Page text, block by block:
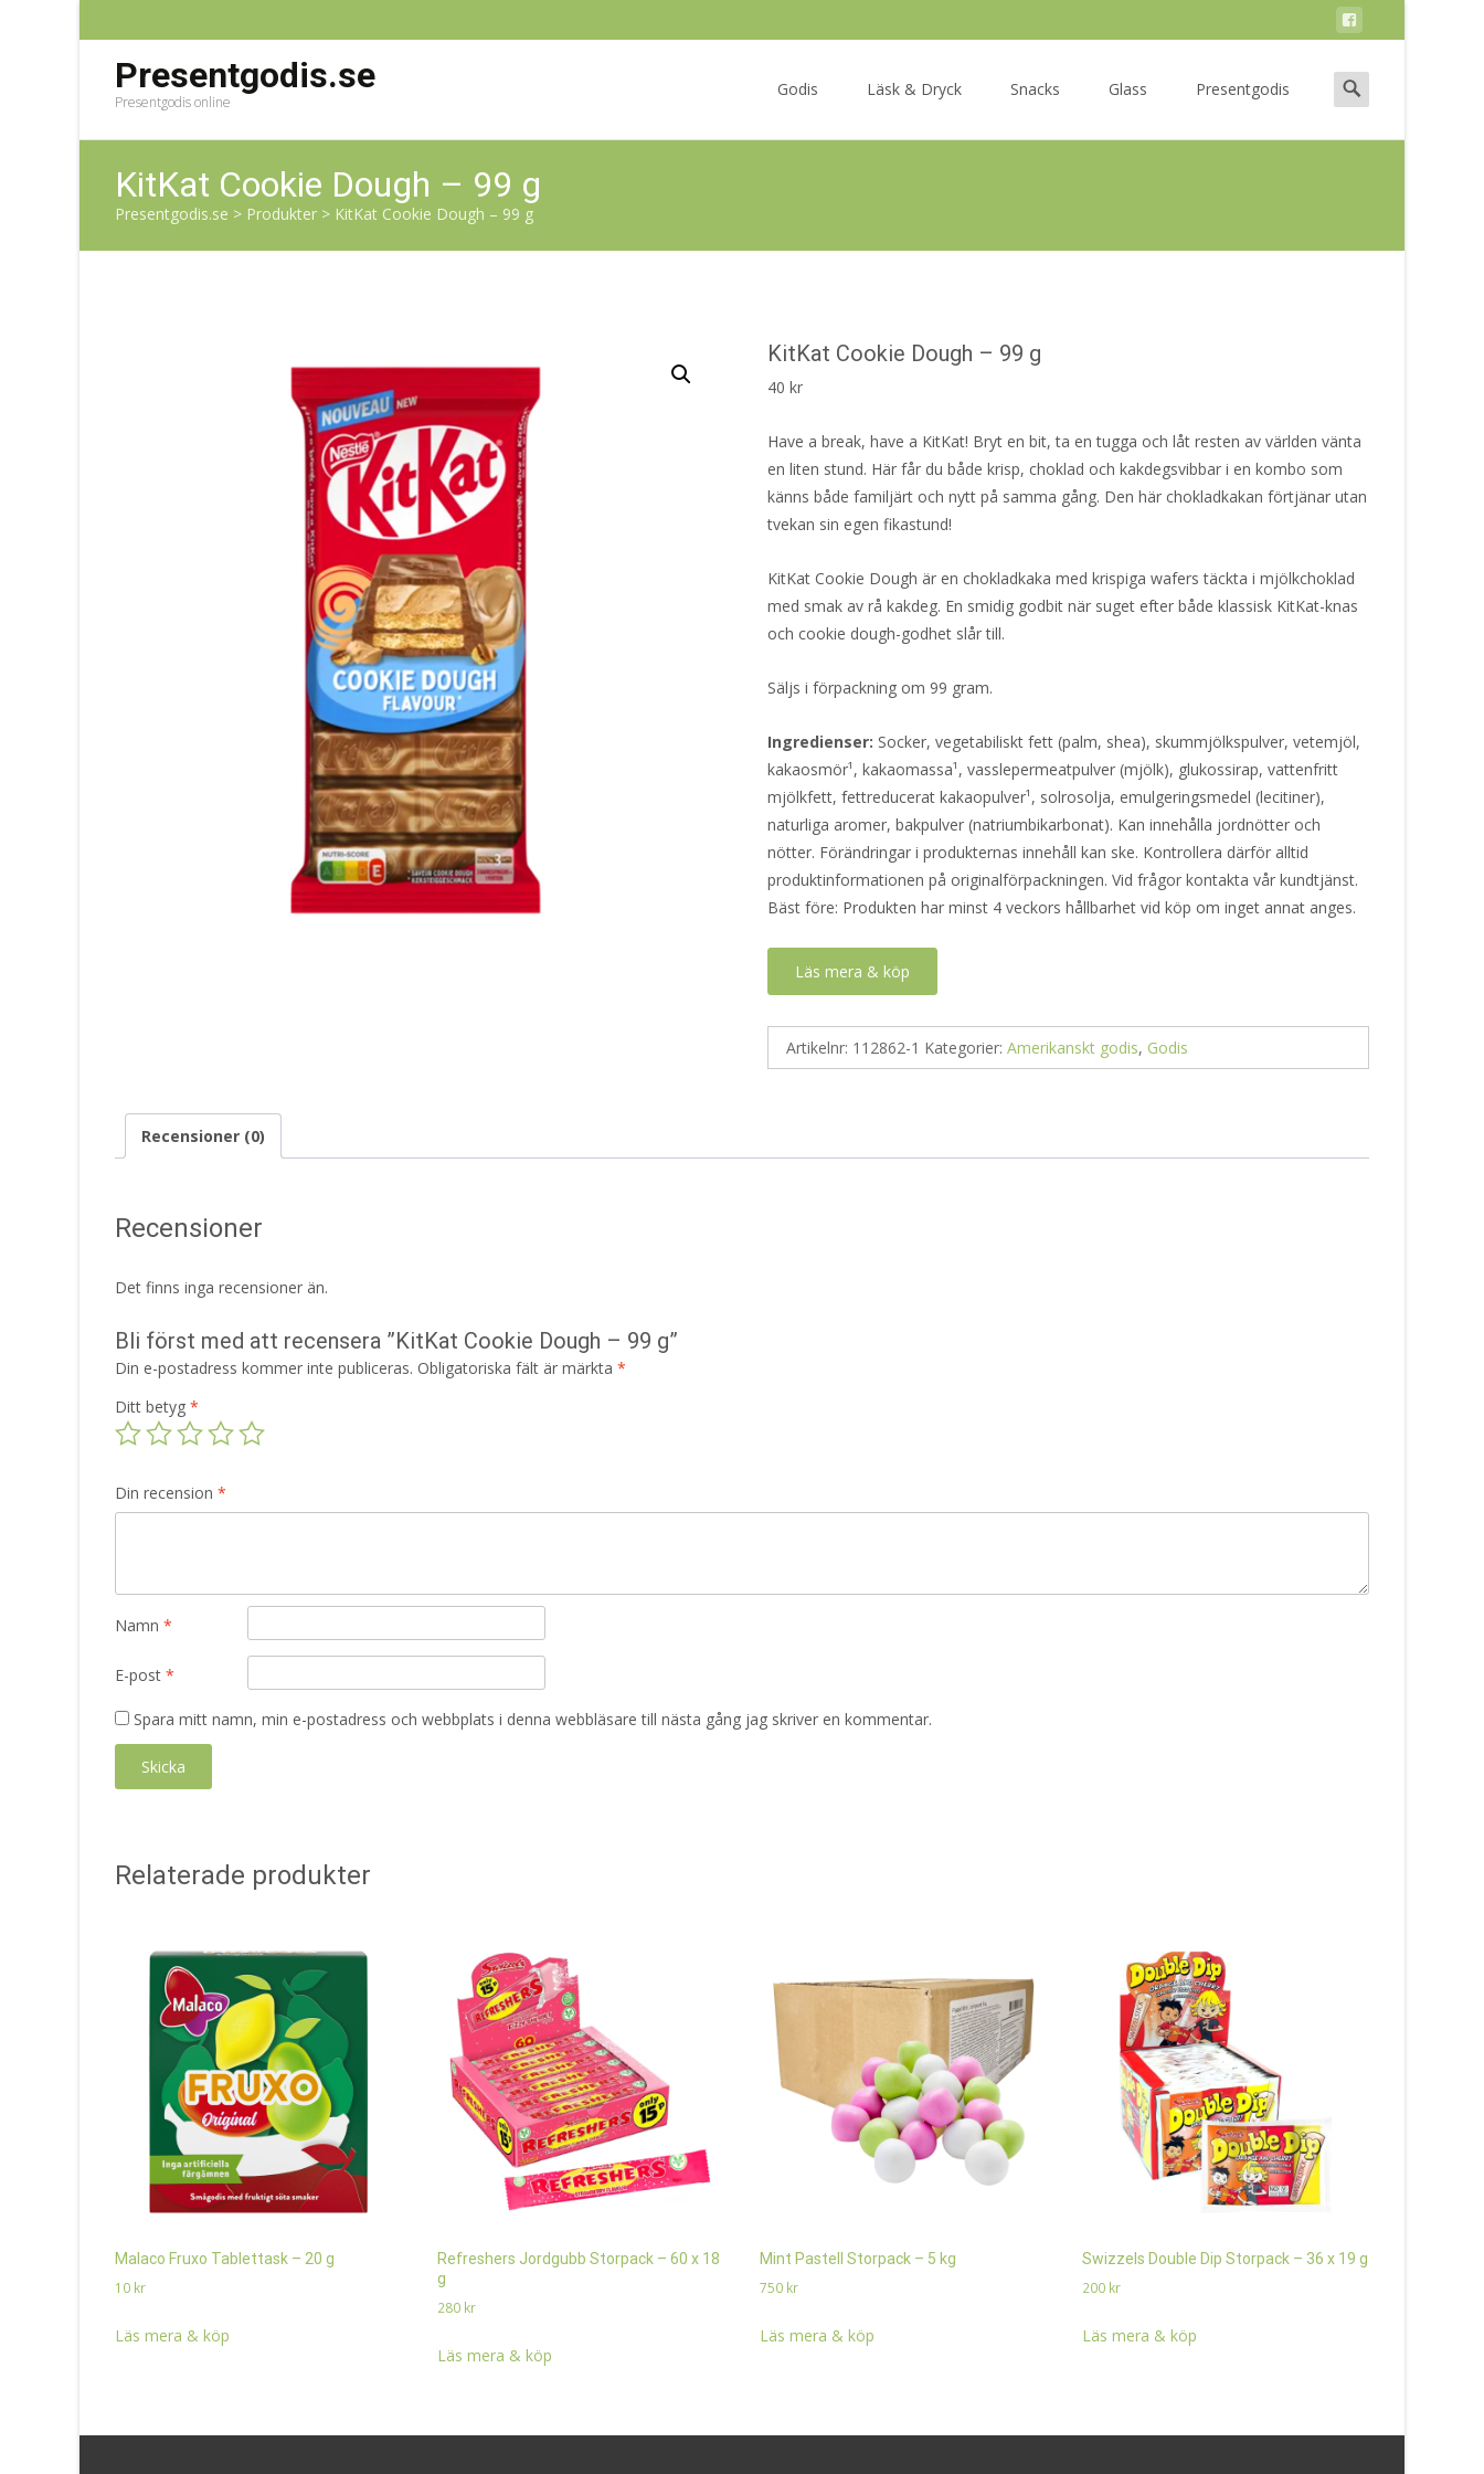
Presentgodis.se
Presentgodis online
Godis Läsk & Dryck Snacks Glass Presentgodis
Search
for:
KitKat Cookie Dough – 99 g
Presentgodis.se > Produkter > KitKat Cookie Dough – 99 g
KitKat Cookie Dough – 99 g
40 kr
Have a break, have a KitKat! Bryt en bit, ta en tugga och låt resten av världen vänta
en liten stund. Här får du både krisp, choklad och kakdegsvibbar i en kombo som
känns både familjärt och nytt på samma gång. Den här chokladkakan förtjänar utan
tvekan sin egen fikastund!
KitKat Cookie Dough är en chokladkaka med krispiga wafers täckta i mjölkchoklad
med smak av rå kakdeg. En smidig godbit när suget efter både klassisk KitKat-knas
och cookie dough-godhet slår till.
Säljs i förpackning om 99 gram.
Ingredienser: Socker, vegetabiliskt fett (palm, shea), skummjölkspulver, vetemjöl,
kakaosmör¹, kakaomassa¹, vasslepermeatpulver (mjölk), glukossirap, vattenfritt
mjölkfett, fettreducerat kakaopulver¹, solrosolja, emulgeringsmedel (lecitiner),
naturliga aromer, bakpulver (natriumbikarbonat). Kan innehålla jordnötter och
nötter. Förändringar i produkternas innehåll kan ske. Kontrollera därför alltid
produktinformationen på originalförpackningen. Vid frågor kontakta vår kundtjänst.
Bäst före: Produkten har minst 4 veckors hållbarhet vid köp om inget annat anges.
Läs mera & köp
Artikelnr: 112862-1 Kategorier: Amerikanskt godis, Godis
Recensioner (0)
Recensioner
Det finns inga recensioner än.
Bli först med att recensera ”KitKat Cookie Dough – 99 g”
Din e-postadress kommer inte publiceras. Obligatoriska fält är märkta *
Ditt betyg *
Din recension *
Namn *
E-post *
Spara mitt namn, min e-postadress och webbplats i denna webbläsare till nästa gång jag skriver en kommentar.
Relaterade produkter
Malaco Fruxo Tablettask – 20 g
10 kr
Läs mera & köp
Refreshers Jordgubb Storpack – 60 x 18
g
280 kr
Läs mera & köp
Mint Pastell Storpack – 5 kg
750 kr
Läs mera & köp
Swizzels Double Dip Storpack – 36 x 19 g
200 kr
Läs mera & köp